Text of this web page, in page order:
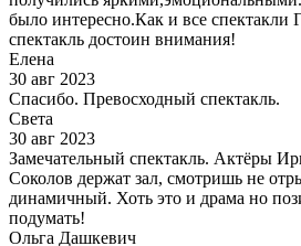
было интересно.Как и все спектакли
спектакль достоин внимания!
Елена
30 авг 2023
Спасибо. Превосходный спектакль.
Света
30 авг 2023
Замечательный спектакль. Актёры
Соколов держат зал, смотришь не
динамичный. Хоть это и драма но
подумать!
Ольга Дашкевич